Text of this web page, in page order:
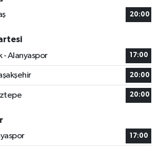
20:00
- Alanyaspor
17:00
20:00
20:00
17:00